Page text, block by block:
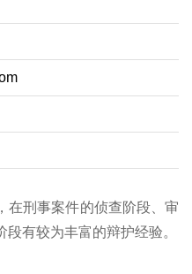
在刑事案件的侦查阶段、审
有较为丰富的辩护经验。